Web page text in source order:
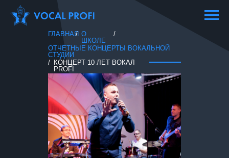
ГЛАВНАЯ/ О
ШКОЛЕ
/
/
ОТЧЕТНЫЕ КОНЦЕРТЫ ВОКАЛЬНОЙ
СТУДИИ
КОНЦЕРТ 10 ЛЕТ ВОКАЛ
PROFI